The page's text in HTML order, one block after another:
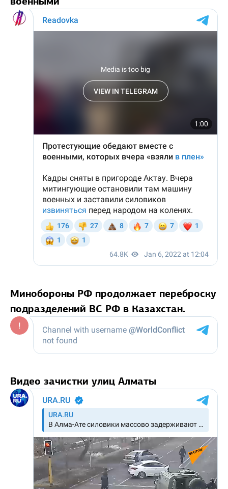
Минобороны РФ продолжает переброску
подразделений ВС РФ в Казахстан.
Видео зачистки улиц Алматы